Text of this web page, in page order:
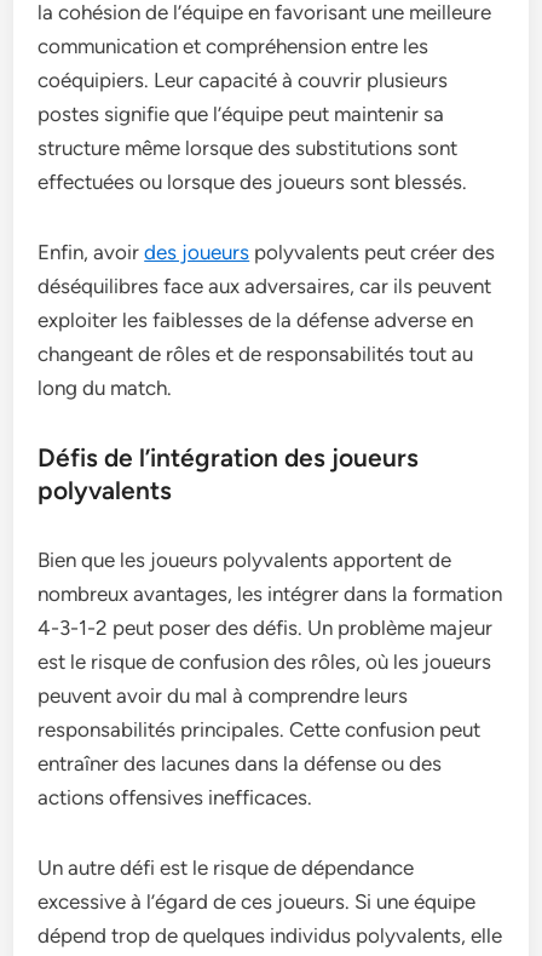
la cohésion de l’équipe en favorisant une meilleure
communication et compréhension entre les
coéquipiers. Leur capacité à couvrir plusieurs
postes signifie que l’équipe peut maintenir sa
structure même lorsque des substitutions sont
effectuées ou lorsque des joueurs sont blessés.
Enfin, avoirdes joueurs polyvalents peut créer des
déséquilibres face aux adversaires, car ils peuvent
exploiter les faiblesses de la défense adverse en
changeant de rôles et de responsabilités tout au
long du match.
Défis de l’intégration des joueurs
polyvalents
Bien que les joueurs polyvalents apportent de
nombreux avantages, les intégrer dans la formation
4-3-1-2 peut poser des défis. Un problème majeur
est le risque de confusion des rôles, où les joueurs
peuvent avoir du mal à comprendre leurs
responsabilités principales. Cette confusion peut
entraîner des lacunes dans la défense ou des
actions offensives inefficaces.
Un autre défi est le risque de dépendance
excessive à l’égard de ces joueurs. Si une équipe
dépend trop de quelques individus polyvalents, elle